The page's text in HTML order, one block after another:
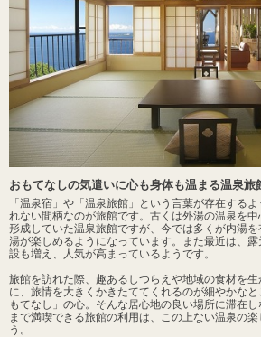
おもてなしの気遣いに心も身体も温まる温泉旅
「温泉宿」や「温泉旅館」という言葉が存在する
れない間柄なのが旅館です。古くは外湯の温泉を
形成していた温泉旅館ですが、今では多くが内湯
湯が楽しめるようになっています。また最近は、
設も増え、人気が高まっているようです。
旅館を訪れた際、趣あるしつらえや地域の食材を
に、旅情を大きくかきたててくれるのが細やかな
もてなし」の心。そんな居心地の良い場所に滞在
まで満喫できる旅館の利用は、この上ない温泉の
う。